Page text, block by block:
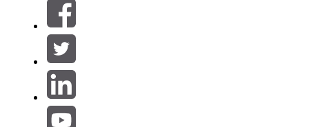
Filtrar por (0)
SELECIONAR FILTROS
Área de produtos